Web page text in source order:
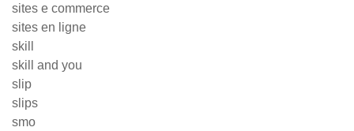
sites e commerce
sites en ligne
skill
skill and you
slip
slips
smo